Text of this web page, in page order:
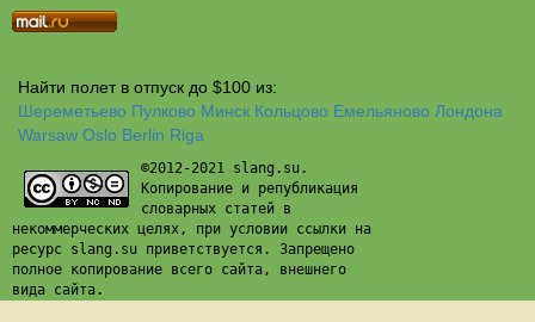
Найти полет в отпуск до $100 из:
Шереметьево Пулково Минск Кольцово Емельяново Лондона
Warsaw Oslo Berlin Riga
©2012-2021 slang.su.
Копирование и републикация
словарных статей в
некоммерческих целях, при условии ссылки на
ресурс slang.su приветствуется. Запрещено
полное копирование всего сайта, внешнего
вида сайта.